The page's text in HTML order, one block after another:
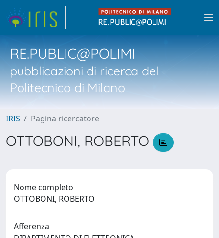
RE.PUBLIC@POLIMI
pubblicazioni di ricerca del
Politecnico di Milano
IRIS Pagina ricercatore
OTTOBONI, ROBERTO
Nome completo
OTTOBONI, ROBERTO
Afferenza